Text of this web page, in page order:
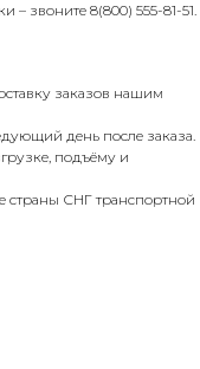
– звоните 8(800) 555-81-51.
заказов нашим
день после заказа.
подъёму и
страны СНГ транспортной